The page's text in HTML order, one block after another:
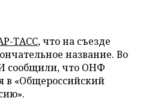
ТАСС, что на съезде
название. Во
сообщили, что ОНФ
в «Общероссийский